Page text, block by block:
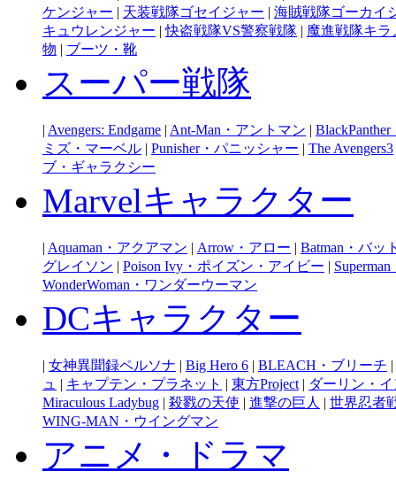
ケンジャー | 天装戦隊ゴセイジャー | 海賊戦隊ゴーカイ
キュウレンジャー |快盗戦隊VS警察戦隊 | 魔進戦隊キラ
物 | ブーツ・靴
スーパー戦隊
| Avengers: Endgame | Ant-Man・アントマン |
ミズ・マーベル | Punisher・パニッシャー | The Avengers3
ブ・ギャラクシー
Marvelキャラクター
| Aquaman・アクアマン | Arrow・アロー | Batman・バッ
グレイソン | Poison Ivy・ポイズン・アイビー |
WonderWoman・ワンダーウーマン
DCキャラクター
| 女神異聞録ペルソナ | Big Hero 6 | BLEACH・ブリーチ |
ュ | キャプテン・プラネット | 東方Project | ダーリン・
Miraculous Ladybug | 殺戮の天使 | 進撃の巨人 | 世界忍者
WING-MAN・ウイングマン
アニメ・ドラマ